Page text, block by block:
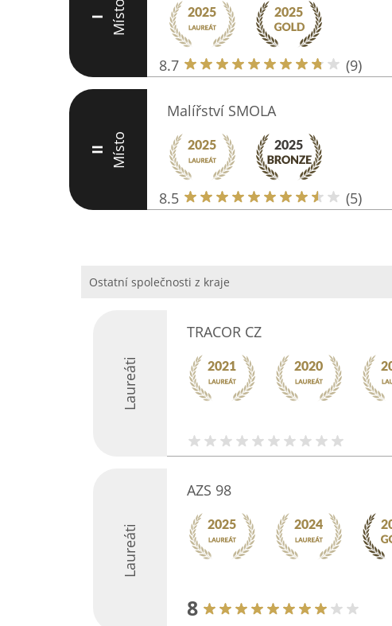
I Místo
8.7 (9)
II Místo
Malířství SMOLA
8.5 (5)
Ostatní společnosti z kraje
Laureáti
TRACOR CZ
Laureáti
AZS 98
8